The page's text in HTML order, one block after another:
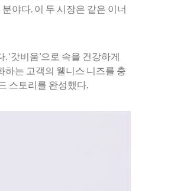
야다. 이 두 시장은 같은 이너
‘갓비움’으로 속을 건강하게
하는 고객의 웰니스 니즈를 충
스토리를 완성했다.